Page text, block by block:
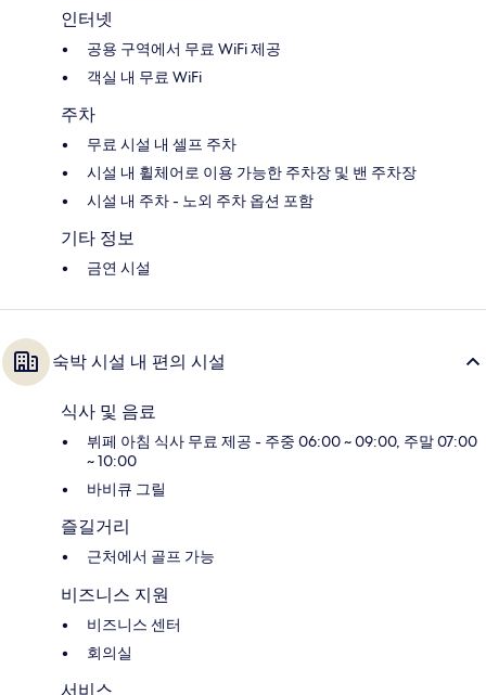
인터넷
공용 구역에서 무료 WiFi 제공
객실 내 무료 WiFi
주차
무료 시설 내 셀프 주차
시설 내 휠체어로 이용 가능한 주차장 및 밴 주차장
시설 내 주차 - 노외 주차 옵션 포함
기타 정보
금연 시설
숙박 시설 내 편의 시설
식사 및 음료
뷔페 아침 식사 무료 제공 - 주중 06:00 ~ 09:00, 주말 07:00
~ 10:00
바비큐 그릴
즐길거리
근처에서 골프 가능
비즈니스 지원
비즈니스 센터
회의실
서비스